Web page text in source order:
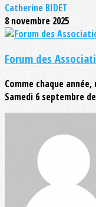
Catherine BIDET
8 novembre 2025
Forum des
Comme chaque
Samedi 6 septembre